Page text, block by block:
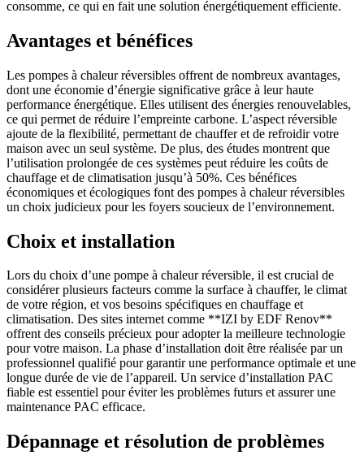
consomme, ce qui en fait une solution énergétiquement efficiente.
Avantages et bénéfices
Les pompes à chaleur réversibles offrent de nombreux avantages,
dont une économie d’énergie significative grâce à leur haute
performance énergétique. Elles utilisent des énergies renouvelables,
ce qui permet de réduire l’empreinte carbone. L’aspect réversible
ajoute de la flexibilité, permettant de chauffer et de refroidir votre
maison avec un seul système. De plus, des études montrent que
l’utilisation prolongée de ces systèmes peut réduire les coûts de
chauffage et de climatisation jusqu’à 50%. Ces bénéfices
économiques et écologiques font des pompes à chaleur réversibles
un choix judicieux pour les foyers soucieux de l’environnement.
Choix et installation
Lors du choix d’une pompe à chaleur réversible, il est crucial de
considérer plusieurs facteurs comme la surface à chauffer, le climat
de votre région, et vos besoins spécifiques en chauffage et
climatisation. Des sites internet comme **IZI by EDF Renov**
offrent des conseils précieux pour adopter la meilleure technologie
pour votre maison. La phase d’installation doit être réalisée par un
professionnel qualifié pour garantir une performance optimale et une
longue durée de vie de l’appareil. Un service d’installation PAC
fiable est essentiel pour éviter les problèmes futurs et assurer une
maintenance PAC efficace.
Dépannage et résolution de problèmes